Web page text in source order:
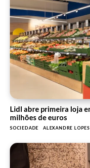
Lidl abre primeira loja
milhões de euros
SOCIEDADE ALEXANDRE LOPES